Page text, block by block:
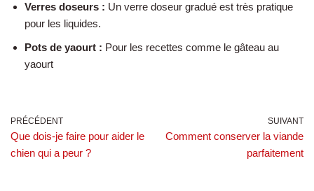
Verres doseurs : Un verre doseur gradué est très pratique
pour les liquides.
Pots de yaourt : Pour les recettes comme le gâteau au
yaourt
PRÉCÉDENT
Que dois-je faire pour aider le
chien qui a peur ?
SUIVANT
Comment conserver la viande
parfaitement